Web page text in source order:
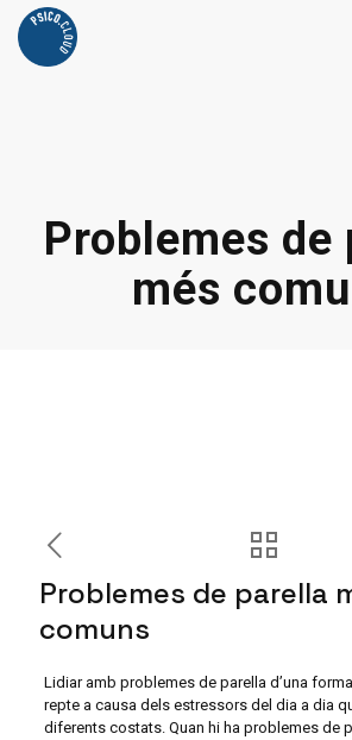
Problemes de
més
Problemes de parella
comuns
Lidiar amb problemes de parella d’una
repte a causa dels estressors del dia a dia
diferents costats. Quan hi ha problemes de